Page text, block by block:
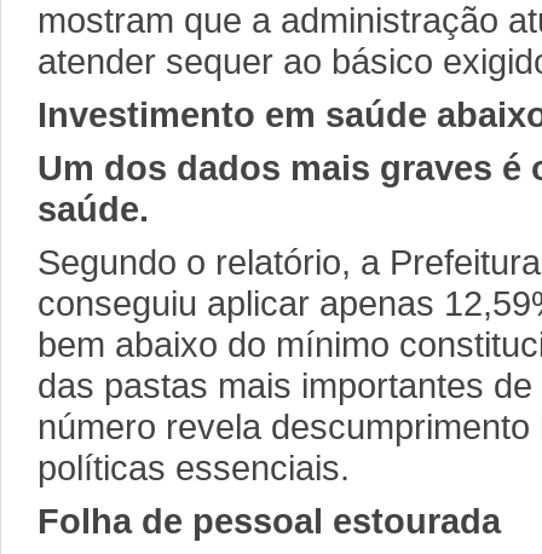
mostram que a administração
atender sequer ao básico
Investimento em saúde
Um dos dados mais graves é
saúde.
Segundo o relatório, a
conseguiu aplicar apenas
bem abaixo do mínimo
das pastas mais importantes
número revela
políticas essenciais.
Folha de pessoal estourada